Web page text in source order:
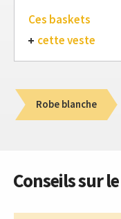
Ces baskets
cette veste
Robe blanche
Conseils sur